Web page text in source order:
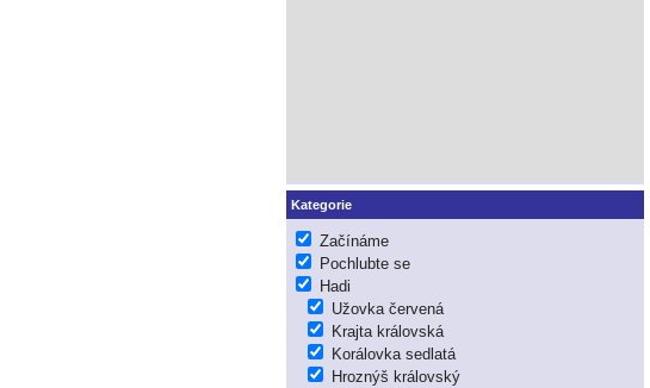
Kategorie
Začínáme
Pochlubte se
Hadi
Užovka červená
Krajta královská
Korálovka sedlatá
Hroznýš královský